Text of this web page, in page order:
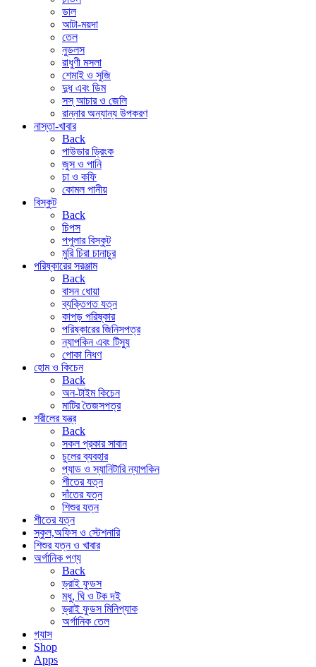
ডাল
আটা-ময়দা
তেল
নুডলস
রাধুণী মসলা
শেমাই ও সুজি
দুধ এবং ডিম
সস্ আচার ও জেলি
রান্নার অন্যান্য উপকরণ
নাস্তা-খাবার
Back
পাউডার ড্রিংক
জুস ও পানি
চা ও কফি
কোমল পানীয়
বিস্কুট
Back
চিপস
পপুলার বিস্কুট
মুরি চিরা চানাচুর
পরিষ্কারের সরঞ্জাম
Back
বাসন ধোয়া
ব্যক্তিগত যত্ন
কাপড় পরিষ্কার
পরিষ্কারের জিনিসপত্র
ন্যাপকিন এবং টিস্যু
পোকা নিধণ
হোম ও কিচেন
Back
অন-টাইম কিচেন
মাটির তৈজসপত্র
শরীলের যন্ত্র
Back
সকল প্রকার সাবান
চুলের ব্যবহার
প্যাড ও স্যানিটারি ন্যাপকিন
শীতের যত্ন
দাঁতের যত্ন
শিশুর যত্ন
শীতের যত্ন
স্কুল,অফিস ও স্টেশনারি
শিশুর যত্ন ও খাবার
অর্গানিক পণ্য
Back
ড্রাই ফুডস
মধু, ঘি ও টক দই
ড্রাই ফুডস মিনিপ্যাক
অর্গানিক তেল
গ্যাস
Shop
Apps